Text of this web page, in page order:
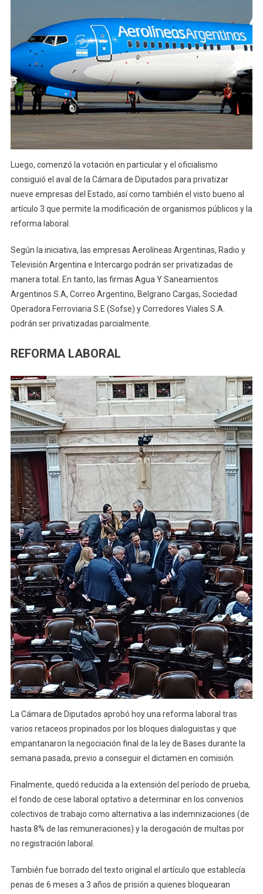
Luego, comenzó la votación en particular y el oficialismo
consiguió el aval de la Cámara de Diputados para privatizar
nueve empresas del Estado, así como también el visto bueno al
artículo 3 que permite la modificación de organismos públicos y la
reforma laboral.
Según la iniciativa, las empresas Aerolíneas Argentinas, Radio y
Televisión Argentina e Intercargo podrán ser privatizadas de
manera total. En tanto, las firmas Agua Y Saneamientos
Argentinos S.A, Correo Argentino, Belgrano Cargas, Sociedad
Operadora Ferroviaria S.E (Sofse) y Corredores Viales S.A.
podrán ser privatizadas parcialmente.
REFORMA LABORAL
La Cámara de Diputados aprobó hoy una reforma laboral tras
varios retaceos propinados por los bloques dialoguistas y que
empantanaron la negociación final de la ley de Bases durante la
semana pasada, previo a conseguir el dictamen en comisión.
Finalmente, quedó reducida a la extensión del período de prueba,
el fondo de cese laboral optativo a determinar en los convenios
colectivos de trabajo como alternativa a las indemnizaciones (de
hasta 8% de las remuneraciones) y la derogación de multas por
no registración laboral.
También fue borrado del texto original el artículo que establecía
penas de 6 meses a 3 años de prisión a quienes bloquearan